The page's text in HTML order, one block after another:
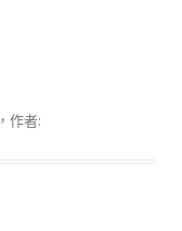
，作者: